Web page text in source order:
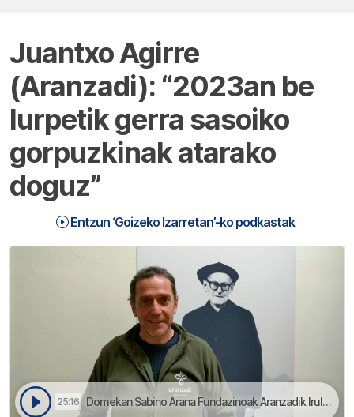
Juantxo Agirre
(Aranzadi): “2023an be
lurpetik gerra sasoiko
gorpuzkinak atarako
doguz”
Entzun ‘Goizeko Izarretan’-ko podkastak
25:16 Domekan Sabino Arana Fundazinoak Aranzadik Irulegin daukan ikerketa talde gaztea sarituko dau | Goizeko Izarretan